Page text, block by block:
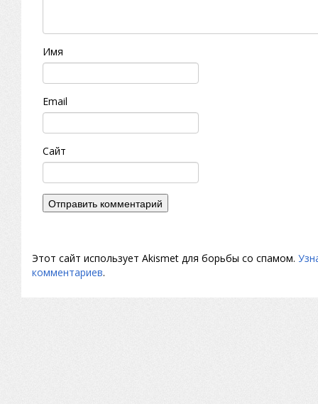
Имя
Email
Сайт
Этот сайт использует Akismet для борьбы со спамом.
комментариев.